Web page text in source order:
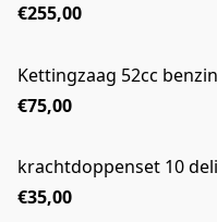
€255,00
Kettingzaag 52cc
€75,00
krachtdoppenset 10
€35,00